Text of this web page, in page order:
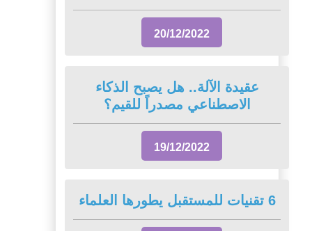
20/12/2022
عقيدة الآلة.. ‏هل يصبح ‏الذكاء
الاصطناعي مصدراً للقيم؟
19/12/2022
6 تقنيات للمستقبل يطورها العلماء